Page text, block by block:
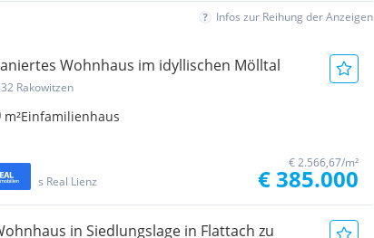
Infos zur Reihung der Anzeigen
Wohnhaus im idyllischen Mölltal
Rakowitzen
m²Einfamilienhaus
s Real Lienz
€ 2.566,67/m²
€ 385.000
in Siedlungslage in Flattach zu